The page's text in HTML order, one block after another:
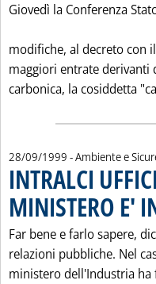
Giovedì la Conferenza
modifiche, al decreto con
maggiori entrate derivanti
carbonica, la cosiddetta
28/09/1999 - Ambiente e
INTRALCI
MINISTERO E'
Far bene e farlo sapere,
relazioni pubbliche. Nel
ministero dell'Industria